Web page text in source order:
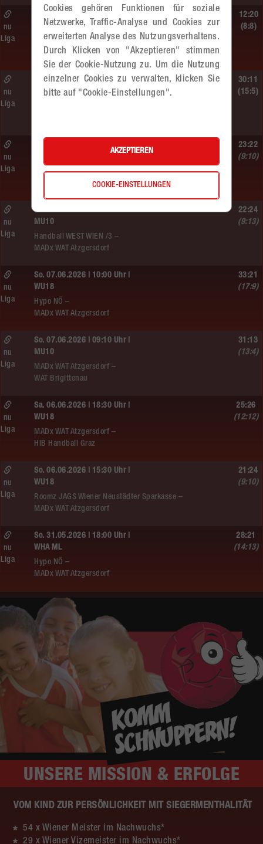
Sa. 13.06.2026 | 14:30 Uhr |
WU12
Hypo NÖ –
MADx WAT Atzgersdorf
nu
Liga
12:20
(8:8)
Sa. 13.06.2026 | 10:50 Uhr |
WU12
nu
Liga
30:11
(15:5)
So. 07.06.2026 | 14:30 Uhr |
MADx WAT Atzgersdorf –
HIB Handball Graz
nu
Liga
23:22
(9:10)
So. 07.06.2026 | 10:50 Uhr |
MU10
Handball WEST WIEN /3 –
MADx WAT Atzgersdorf
nu
Liga
22:24
(9:13)
So. 07.06.2026 | 10:00 Uhr |
WU18
Hypo NÖ –
MADx WAT Atzgersdorf
nu
Liga
33:21
(17:9)
So. 07.06.2026 | 09:10 Uhr |
MU10
MADx WAT Atzgersdorf –
WAT Brigittenau
nu
Liga
31:13
(13:4)
Sa. 06.06.2026 | 18:30 Uhr |
WU18
MADx WAT Atzgersdorf –
HIB Handball Graz
nu
Liga
25:26
(12:12)
So. 06.06.2026 | 15:30 Uhr |
WU18
Roomz JAGS Wiener Neustädter Sparkasse –
MADx WAT Atzgersdorf
nu
Liga
21:24
(9:10)
So. 31.05.2026 | 18:00 Uhr |
WHA ML
Hypo NÖ –
MADx WAT Atzgersdorf
nu
Liga
28:21
(14:13)
UNSERE MISSION & ERFOLGE
VOM KIND ZUR PERSÖNLICHKEIT MIT SIEGERMENTHALITÄT
54 x Wiener Meister im Nachwuchs*
29 x Wiener Vizemeister im Nachwuchs*
Cookies gehören Funktionen für soziale
Netzwerke, Traffic-Analyse und Cookies zur
erweiterten Analyse des Nutzungsverhaltens.
Durch Klicken von "Akzeptieren" stimmen
Sie der Cookie-Nutzung zu. Um die Nutzung
einzelner Cookies zu verwalten, klicken Sie
bitte auf "Cookie-Einstellungen".
AKZEPTIEREN
COOKIE-EINSTELLUNGEN